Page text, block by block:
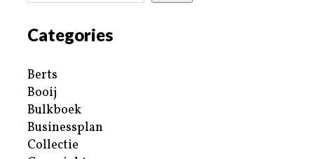
Categories
Berts
Booij
Bulkboek
Businessplan
Collectie